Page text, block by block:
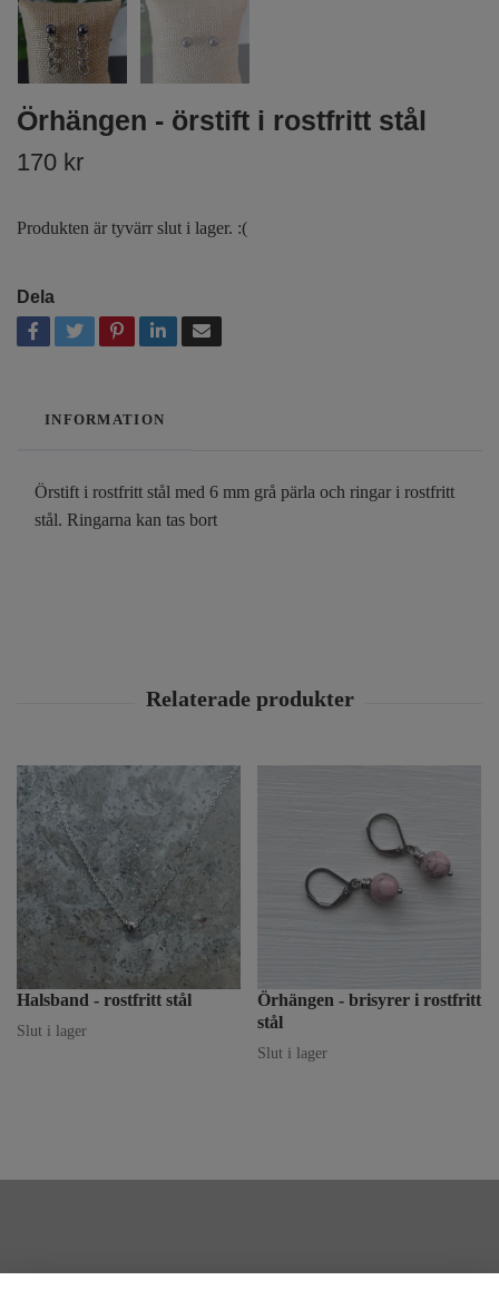
Örhängen - örstift i rostfritt stål
170 kr
Produkten är tyvärr slut i lager. :(
Dela
INFORMATION
Örstift i rostfritt stål med 6 mm grå pärla och ringar i rostfritt
stål. Ringarna kan tas bort
Halsband - rostfritt stål
Slut i lager
Örhängen - brisyrer i rostfritt
stål
Slut i lager